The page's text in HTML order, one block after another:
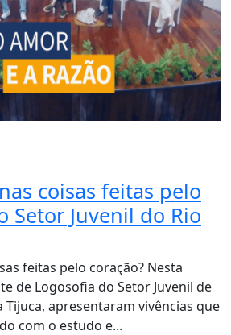
coisas feitas pelo
Setor Juvenil do Rio
feitas pelo coração? Nesta
de Logosofia do Setor Juvenil de
Tijuca, apresentaram vivências que
com o estudo e...